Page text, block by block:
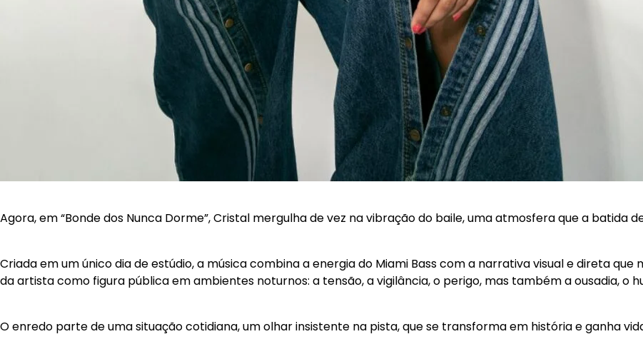
Agora, em “Bonde dos Nunca Dorme”, Cristal mergulha de vez na vibração do baile, uma atmosfera que a batida
Criada em um único dia de estúdio, a música combina a energia do Miami Bass com a narrativa visual e direta
da artista como figura pública em ambientes noturnos: a tensão, a vigilância, o perigo, mas também a ousadia, o
O enredo parte de uma situação cotidiana, um olhar insistente na pista, que se transforma em história e ganha